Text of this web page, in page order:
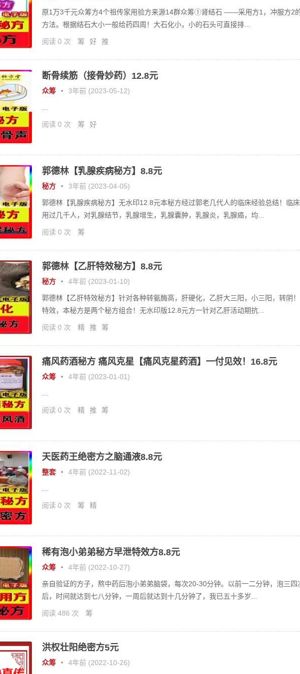
原1万3千元众筹方4个祖传家用验方来源14群众筹①肾结石 ——采用方1，冲服方2
方法。根据结石大小一般给药四周！大石化小，小的石头可直接排...
阅读 0 次 筹 好 推
断骨续筋（接骨妙药）12.8元
众筹 • 3年前 (2023-05-12)
阅读 0 次 筹 好
郭德林【乳腺疾病秘方】8.8元
秘方 • 3年前 (2023-04-05)
郭德林【乳腺疾病秘方】无水印12.8元本秘方经过郭老几代人的临床经验总结！临床
用过几千人，对乳腺结节，乳腺增生，乳腺囊肿，乳腺炎，乳腺癌，均...
阅读 0 次 筹
郭德林【乙肝特效秘方】8.8元
秘方 • 4年前 (2023-01-10)
郭德林【乙肝特效秘方】针对各种转氨酶高，肝硬化，乙肝大三阳，小三阳，转阴！
特效，本秘方是两个秘方组合！无水印版12.8元方一针对乙肝活动期抗...
阅读 0 次 精 推 筹
痛风药酒秘方 痛风克星【痛风克星药酒】一付见效！16.8元
众筹 • 4年前 (2023-01-01)
阅读 0 次 精 推 筹
天医药王绝密方之脑通液8.8元
整套 • 4年前 (2022-11-02)
阅读 0 次 筹 精
稀有泡小弟弟秘方早泄特效方8.8元
众筹 • 4年前 (2022-10-27)
亲自验证的方子，熬中药后泡小弟弟脑袋，每次20-30分钟。以前一二分钟，泡三四
后，时间就达到七八分钟，一周后就达到十几分钟了，我已五十多岁...
阅读 486 次 筹
洪权壮阳绝密方5元
众筹 • 4年前 (2022-10-26)